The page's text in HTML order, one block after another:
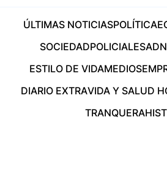
ÚLTIMAS NOTICIASPOLÍTICA
SOCIEDADPOLICIALES
ESTILO DE VIDAMEDIOS
DIARIO EXTRAVIDA Y SALUD
TRANQUERA